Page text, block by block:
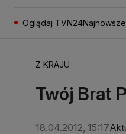
Oglądaj TVN24Najnowsze
Z KRAJU
Twój Brat
18.04.2012, 15:17